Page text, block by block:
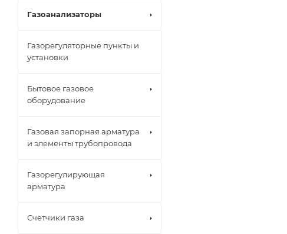
Газоанализаторы
Газорегуляторные пункты и
установки
Бытовое газовое
оборудование
Газовая запорная арматура
и элементы трубопровода
Газорегулирующая
арматура
Счетчики газа